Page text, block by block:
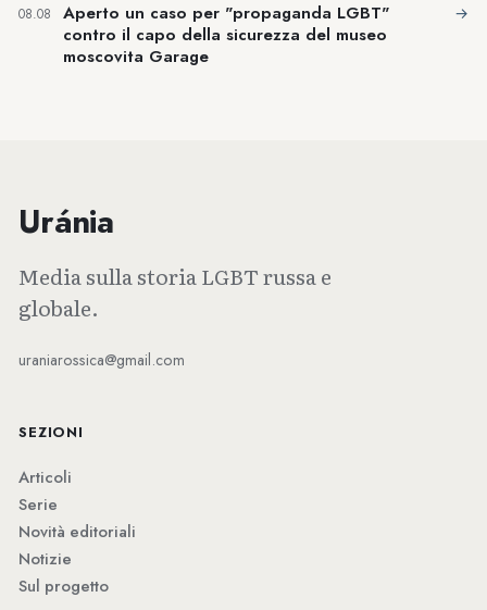
08.08
Aperto un caso per "propaganda LGBT"
contro il capo della sicurezza del museo
moscovita Garage
→
Uránia
Media sulla storia LGBT russa e
globale.
uraniarossica@gmail.com
SEZIONI
Articoli
Serie
Novità editoriali
Notizie
Sul progetto